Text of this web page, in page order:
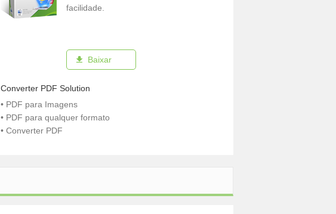
facilidade.
Baixar
Converter PDF Solution
• PDF para Imagens
• PDF para qualquer formato
• Converter PDF